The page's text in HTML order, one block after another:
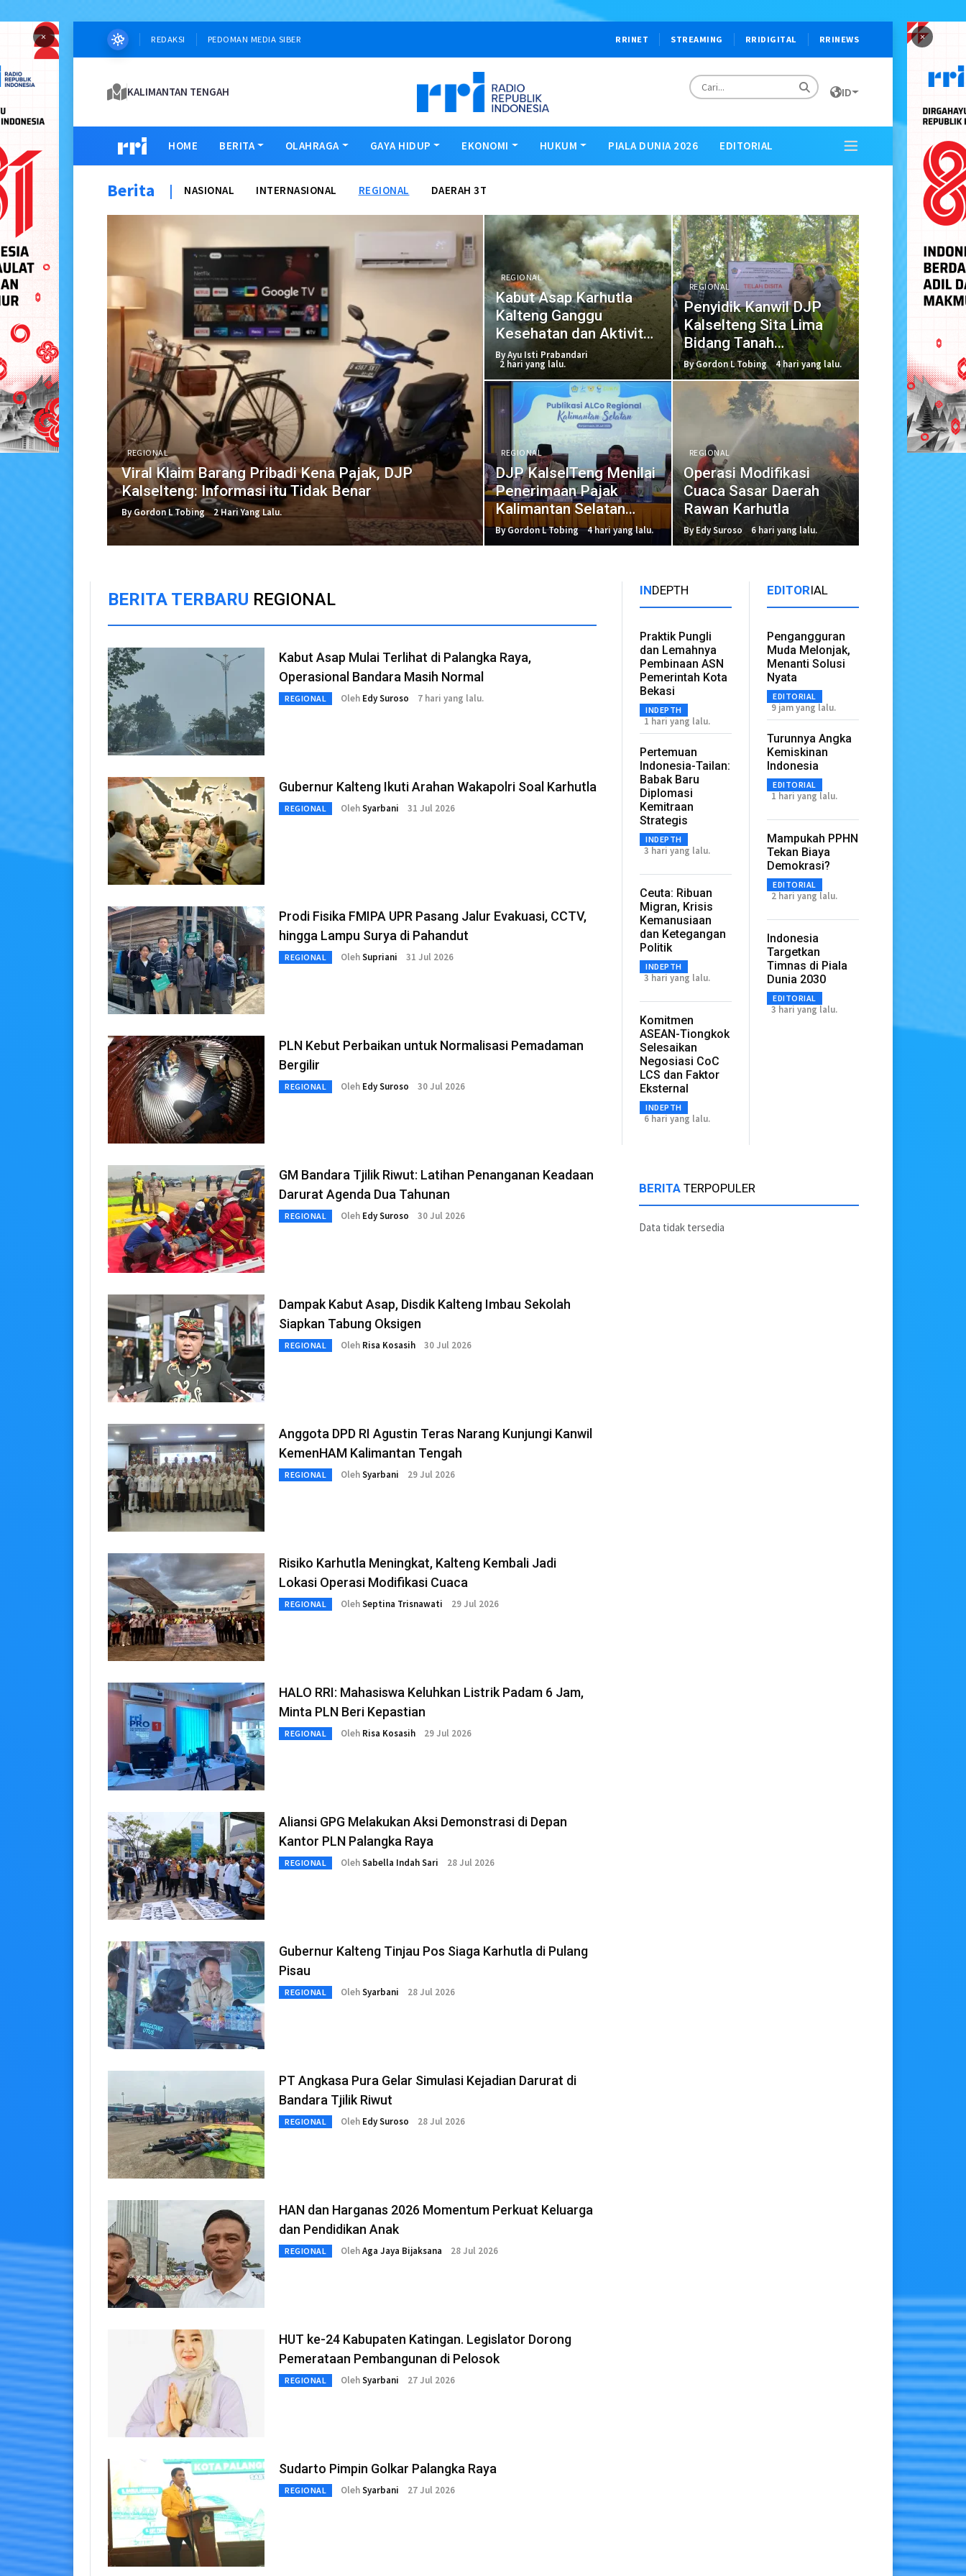
× ×
REDAKSI PEDOMAN MEDIA SIBER RRINET STREAMING RRIDIGITAL RRINEWS
KALIMANTAN TENGAH ID
HOME BERITA OLAHRAGA GAYA HIDUP EKONOMI HUKUM PIALA DUNIA 2026 EDITORIAL
Berita | NASIONAL INTERNASIONAL REGIONAL DAERAH 3T
REGIONAL
Viral Klaim Barang Pribadi Kena Pajak, DJP
Kalselteng: Informasi itu Tidak Benar
By Gordon L Tobing 2 Hari Yang Lalu.
REGIONAL
Kabut Asap Karhutla
Kalteng Ganggu
Kesehatan dan Aktivitas
Masyarakat
By Ayu Isti Prabandari
2 hari yang lalu.
REGIONAL
Penyidik Kanwil DJP
Kalselteng Sita Lima
Bidang Tanah
Tersangka Kasus
Perpajakan
By Gordon L Tobing 4 hari yang lalu.
REGIONAL
DJP KalselTeng Menilai
Penerimaan Pajak
Kalimantan Selatan
Tumbuh 36,09 Persen
By Gordon L Tobing 4 hari yang lalu.
REGIONAL
Operasi Modifikasi
Cuaca Sasar Daerah
Rawan Karhutla
By Edy Suroso 6 hari yang lalu.
BERITA TERBARU REGIONAL
Kabut Asap Mulai Terlihat di Palangka Raya,
Operasional Bandara Masih Normal
REGIONAL Oleh Edy Suroso 7 hari yang lalu.
Gubernur Kalteng Ikuti Arahan Wakapolri Soal Karhutla
REGIONAL OlehSyarbani 31 Jul 2026
Prodi Fisika FMIPA UPR Pasang Jalur Evakuasi, CCTV,
hingga Lampu Surya di Pahandut
REGIONAL OlehSupriani 31 Jul 2026
PLN Kebut Perbaikan untuk Normalisasi Pemadaman
Bergilir
REGIONAL Oleh Edy Suroso 30 Jul 2026
GM Bandara Tjilik Riwut: Latihan Penanganan Keadaan
Darurat Agenda Dua Tahunan
REGIONAL Oleh Edy Suroso 30 Jul 2026
Dampak Kabut Asap, Disdik Kalteng Imbau Sekolah
Siapkan Tabung Oksigen
REGIONAL Oleh Risa Kosasih 30 Jul 2026
Anggota DPD RI Agustin Teras Narang Kunjungi Kanwil
KemenHAM Kalimantan Tengah
REGIONAL OlehSyarbani 29 Jul 2026
Risiko Karhutla Meningkat, Kalteng Kembali Jadi
Lokasi Operasi Modifikasi Cuaca
REGIONAL OlehSeptina Trisnawati 29 Jul 2026
HALO RRI: Mahasiswa Keluhkan Listrik Padam 6 Jam,
Minta PLN Beri Kepastian
REGIONAL Oleh Risa Kosasih 29 Jul 2026
Aliansi GPG Melakukan Aksi Demonstrasi di Depan
Kantor PLN Palangka Raya
REGIONAL OlehSabella Indah Sari 28 Jul 2026
Gubernur Kalteng Tinjau Pos Siaga Karhutla di Pulang
Pisau
REGIONAL OlehSyarbani 28 Jul 2026
PT Angkasa Pura Gelar Simulasi Kejadian Darurat di
Bandara Tjilik Riwut
REGIONAL Oleh Edy Suroso 28 Jul 2026
HAN dan Harganas 2026 Momentum Perkuat Keluarga
dan Pendidikan Anak
REGIONAL OlehAga Jaya Bijaksana 28 Jul 2026
HUT ke-24 Kabupaten Katingan. Legislator Dorong
Pemerataan Pembangunan di Pelosok
REGIONAL OlehSyarbani 27 Jul 2026
Sudarto Pimpin Golkar Palangka Raya
REGIONAL OlehSyarbani 27 Jul 2026
INDEPTH
Praktik Pungli
dan Lemahnya
Pembinaan ASN
Pemerintah Kota
Bekasi
INDEPTH
1 hari yang lalu.
Pertemuan
Indonesia-Tailan:
Babak Baru
Diplomasi
Kemitraan
Strategis
INDEPTH
3 hari yang lalu.
Ceuta: Ribuan
Migran, Krisis
Kemanusiaan
dan Ketegangan
Politik
INDEPTH
3 hari yang lalu.
Komitmen
ASEAN-Tiongkok
Selesaikan
Negosiasi CoC
LCS dan Faktor
Eksternal
INDEPTH
6 hari yang lalu.
EDITORIAL
Pengangguran
Muda Melonjak,
Menanti Solusi
Nyata
EDITORIAL
9 jam yang lalu.
Turunnya Angka
Kemiskinan
Indonesia
EDITORIAL
1 hari yang lalu.
Mampukah PPHN
Tekan Biaya
Demokrasi?
EDITORIAL
2 hari yang lalu.
Indonesia
Targetkan
Timnas di Piala
Dunia 2030
EDITORIAL
3 hari yang lalu.
BERITATERPOPULER
Data tidak tersedia